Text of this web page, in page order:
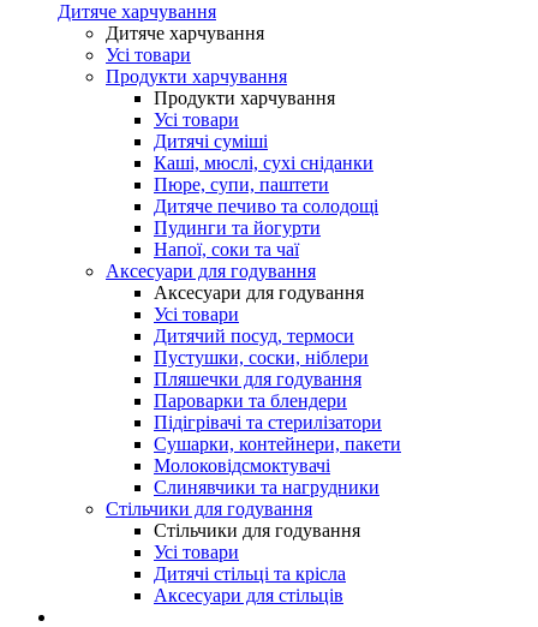
Дитяче харчування
Дитяче харчування
Усі товари
Продукти харчування
Продукти харчування
Усі товари
Дитячі суміші
Каші, мюслі, сухі сніданки
Пюре, супи, паштети
Дитяче печиво та солодощі
Пудинги та йогурти
Напої, соки та чаї
Аксесуари для годування
Аксесуари для годування
Усі товари
Дитячий посуд, термоси
Пустушки, соски, ніблери
Пляшечки для годування
Пароварки та блендери
Підігрівачі та стерилізатори
Сушарки, контейнери, пакети
Молоковідсмоктувачі
Слинявчики та нагрудники
Стільчики для годування
Стільчики для годування
Усі товари
Дитячі стільці та крісла
Аксесуари для стільців